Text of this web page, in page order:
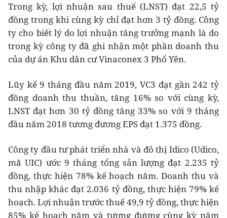
Trong kỳ, lợi nhuận sau thuế (LNST) đạt 22,5 tỷ
đồng trong khi cùng kỳ chỉ đạt hơn 3 tỷ đồng. Công
ty cho biết lý do lợi nhuận tăng trưởng mạnh là do
trong kỳ công ty đã ghi nhận một phần doanh thu
của dự án Khu dân cư Vinaconex 3 Phổ Yên.
Lũy kế 9 tháng đầu năm 2019, VC3 đạt gần 242 tỷ
đồng doanh thu thuần, tăng 16% so với cùng kỳ,
LNST đạt hơn 30 tỷ đồng tăng 33% so với 9 tháng
đầu năm 2018 tương đương EPS đạt 1.375 đồng.
Công ty đầu tư phát triển nhà và đô thị Idico (Udico,
mã UIC) ước 9 tháng tổng sản lượng đạt 2.235 tỷ
đồng, thực hiện 78% kế hoạch năm. Doanh thu và
thu nhập khác đạt 2.036 tỷ đồng, thực hiện 79% kế
hoạch. Lợi nhuận trước thuế 49,9 tỷ đồng, thực hiện
85% kế hoạch năm và tương đương cùng kỳ năm